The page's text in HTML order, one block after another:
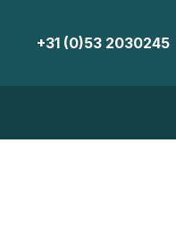
+31 (0)53 2030245